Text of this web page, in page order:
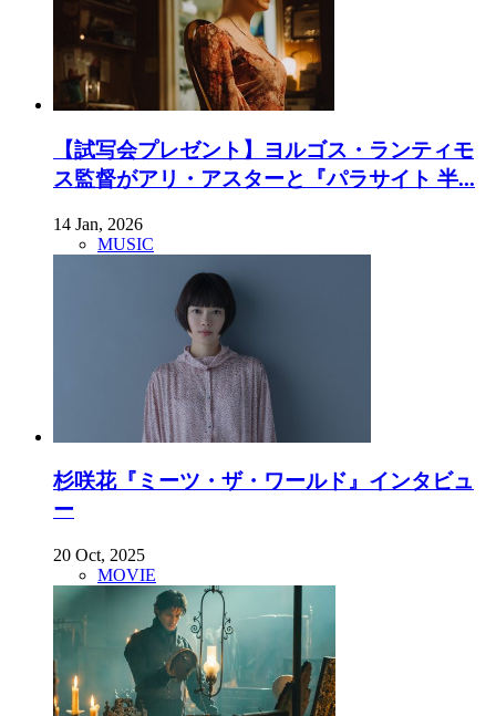
【試写会プレゼント】ヨルゴス・ランティモ
ス監督がアリ・アスターと『パラサイト 半...
14 Jan, 2026
MUSIC
杉咲花『ミーツ・ザ・ワールド』インタビュ
ー
20 Oct, 2025
MOVIE